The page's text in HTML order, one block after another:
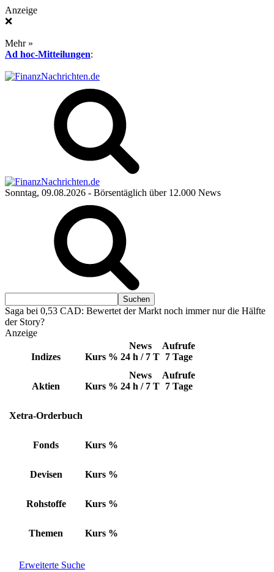
Anzeige
❌
Mehr »
Ad hoc-Mitteilungen:
Sonntag, 09.08.2026 - Börsentäglich über 12.000 News
Saga bei 0,53 CAD: Bewertet der Markt noch immer nur die Hälfte
der Story?
Anzeige
Indizes Kurs %
News
24 h / 7 T
Aufrufe
7 Tage
Aktien Kurs %
News
24 h / 7 T
Aufrufe
7 Tage
Xetra-Orderbuch
Fonds Kurs %
Devisen Kurs %
Rohstoffe Kurs %
Themen Kurs %
Erweiterte Suche